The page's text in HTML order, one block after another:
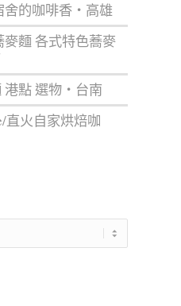
舍的咖啡香‧高雄
麵 各式特色蕎麥
港點 選物‧台南
直火自家烘焙咖